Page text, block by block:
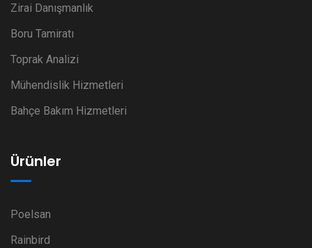
Zirai Danışmanlık
Boru Tamiratı
Toprak Analizi
Mühendislik Hizmetleri
Bahçe Bakım Hizmetleri
Ürünler
Poelsan
Rainbird